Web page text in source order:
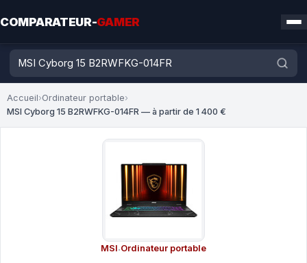
COMPARATEUR-GAMER
Accueil›Ordinateur portable›
MSI Cyborg 15 B2RWFKG-014FR — à partir de 1 400 €
MSI·Ordinateur portable